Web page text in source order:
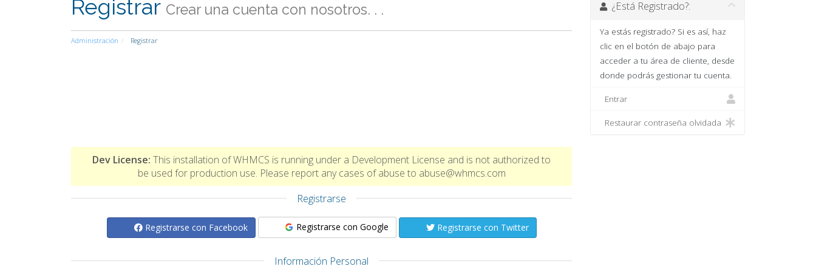
Registrar Crear una cuenta con nosotros. . .
Administración Registrar
¿Está Registrado?:
Ya estás registrado? Si es así, haz
clic en el botón de abajo para
acceder a tu área de cliente, desde
donde podrás gestionar tu cuenta.
Entrar
Restaurar contraseña olvidada
Dev License: This installation of WHMCS is running under a Development License and is not authorized to
be used for production use. Please report any cases of abuse to abuse@whmcs.com
Registrarse
Registrarse con Facebook Registrarse con Google Registrarse con Twitter
Información Personal